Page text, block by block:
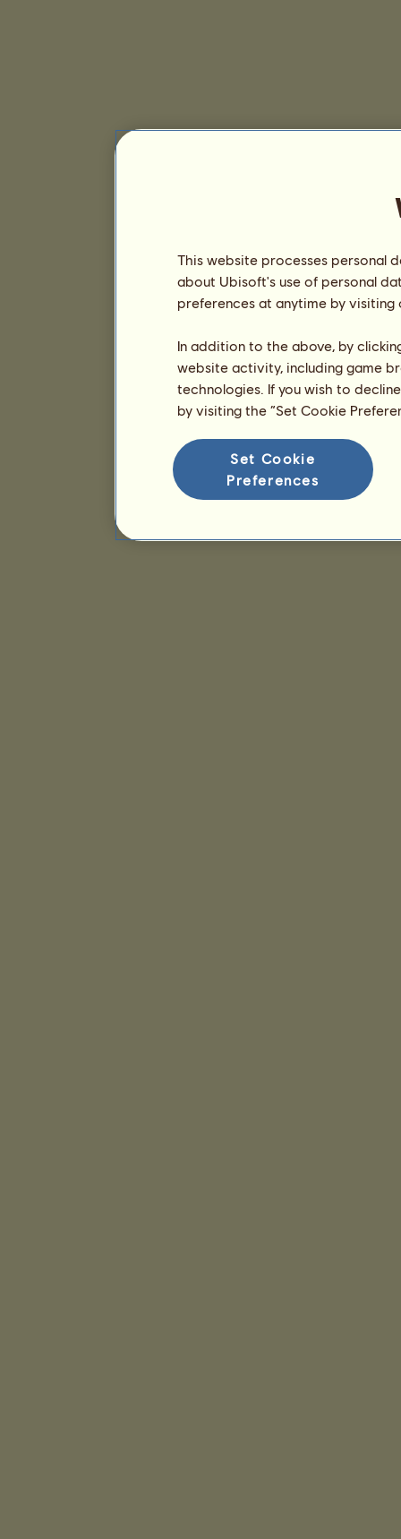
This website processes personal
about Ubisoft's use of personal
preferences at anytime by
In addition to the above, by
website activity, including game
technologies. If you wish to
by visiting the “Set Cookie
Set Cookie
Preferences